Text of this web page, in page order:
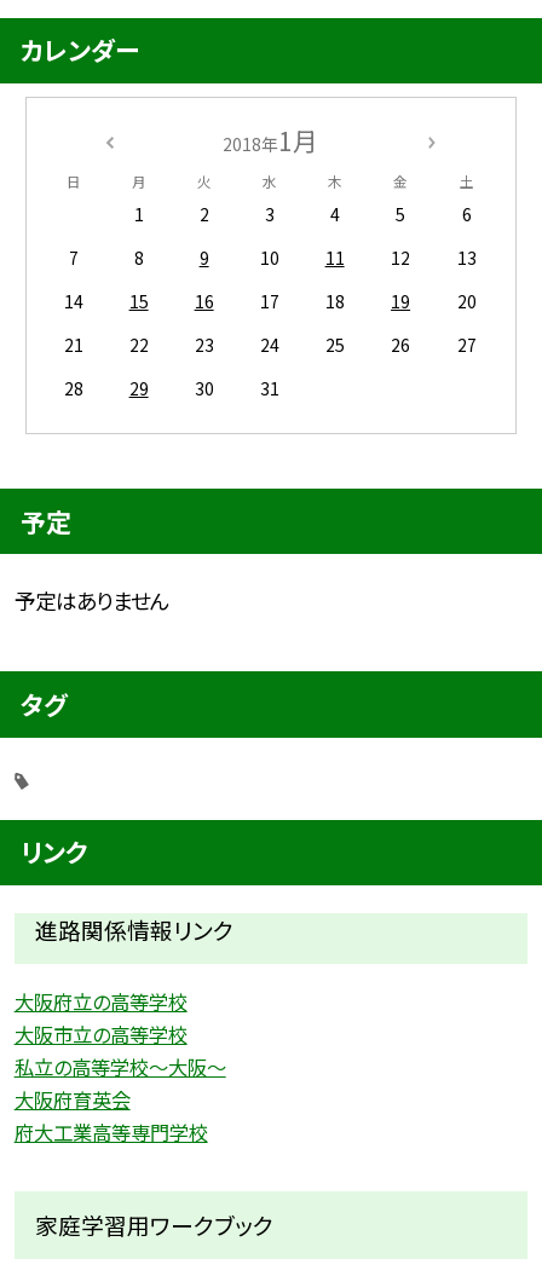
カレンダー
2018年1月
日 月 火 水 木 金 土
1 2 3 4 5
6
7
8 9 10 11 12
13
14
15 16 17 18 19
20
21
22 23 24 25 26
27
28
29 30 31
予定
予定はありません
タグ
リンク
進路関係情報リンク
大阪府立の高等学校
大阪市立の高等学校
私立の高等学校〜大阪〜
大阪府育英会
府大工業高等専門学校
家庭学習用ワークブック